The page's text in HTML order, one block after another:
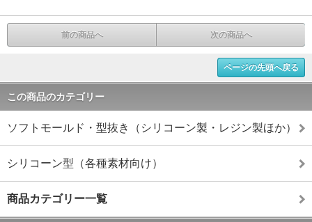
前の商品へ 次の商品へ
ページの先頭へ戻る
この商品のカテゴリー
ソフトモールド・型抜き（シリコーン製・レジン製ほか）
シリコーン型（各種素材向け）
商品カテゴリー一覧